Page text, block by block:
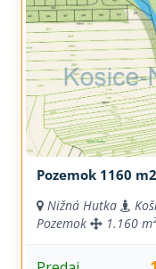
Pozemok 1160
Nižná Hutka
Pozemok
1.160 m²